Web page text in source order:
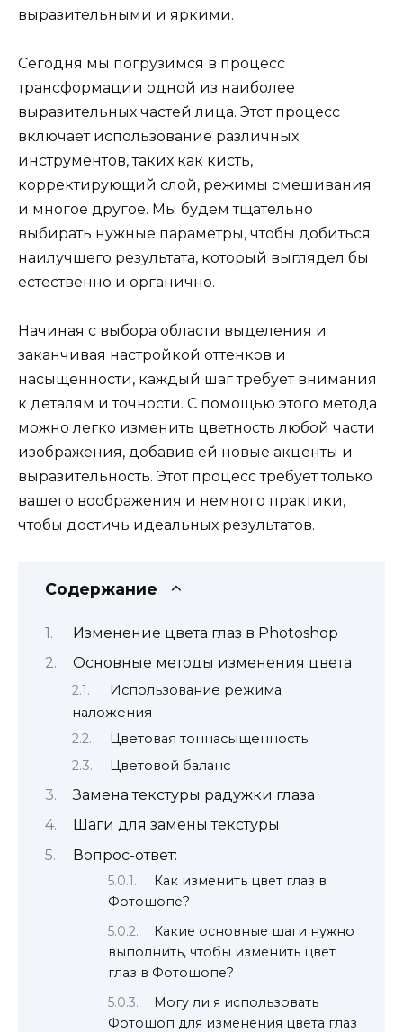
выразительными и яркими.
Сегодня мы погрузимся в процесс
трансформации одной из наиболее
выразительных частей лица. Этот процесс
включает использование различных
инструментов, таких как кисть,
корректирующий слой, режимы смешивания
и многое другое. Мы будем тщательно
выбирать нужные параметры, чтобы добиться
наилучшего результата, который выглядел бы
естественно и органично.
Начиная с выбора области выделения и
заканчивая настройкой оттенков и
насыщенности, каждый шаг требует внимания
к деталям и точности. С помощью этого метода
можно легко изменить цветность любой части
изображения, добавив ей новые акценты и
выразительность. Этот процесс требует только
вашего воображения и немного практики,
чтобы достичь идеальных результатов.
Содержание
Изменение цвета глаз в Photoshop
Основные методы изменения цвета
Использование режима
наложения
Цветовая тоннасыщенность
Цветовой баланс
Замена текстуры радужки глаза
Шаги для замены текстуры
Вопрос-ответ:
Как изменить цвет глаз в
Фотошопе?
Какие основные шаги нужно
выполнить, чтобы изменить цвет
глаз в Фотошопе?
Могу ли я использовать
Фотошоп для изменения цвета глаз